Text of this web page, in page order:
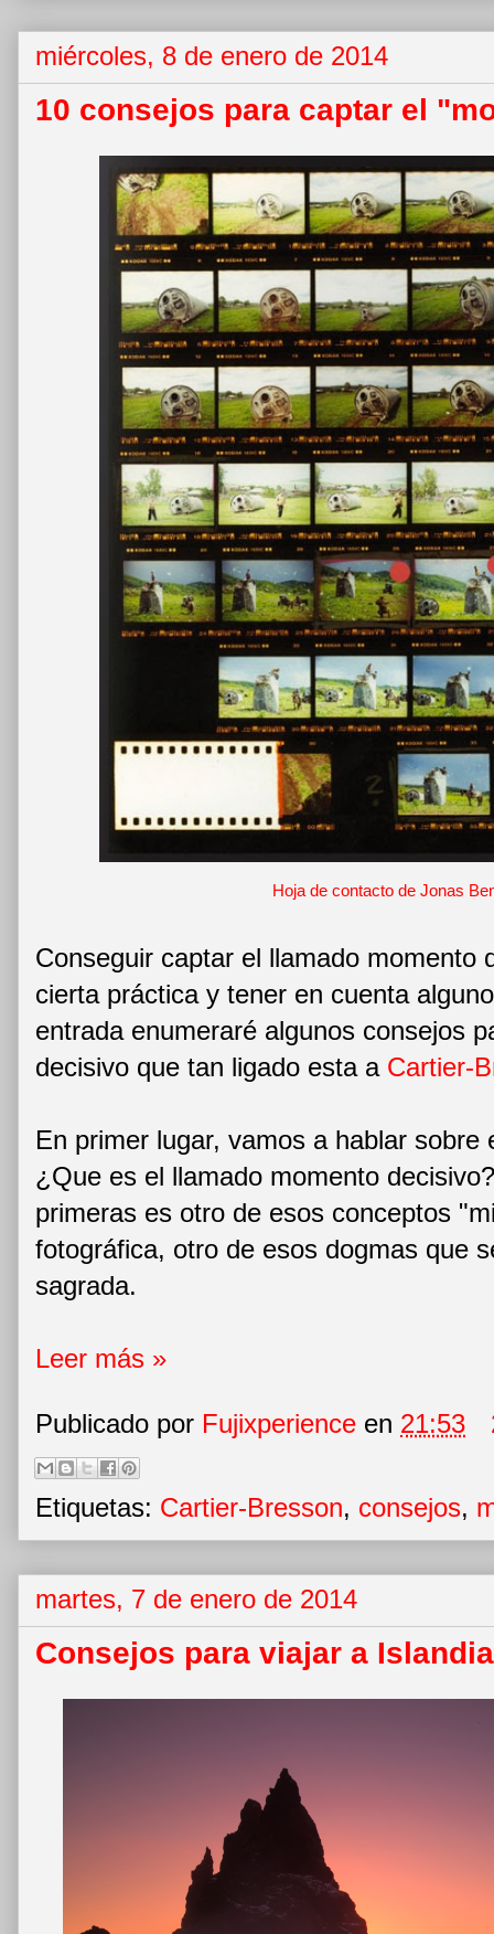
miércoles, 8 de enero de 2014
10 consejos para captar el
Hoja de contacto de Jonas
Conseguir captar el llamado momento
cierta práctica y tener en cuenta
entrada enumeraré algunos consejos
decisivo que tan ligado esta a Cartier-
En primer lugar, vamos a hablar sobre
¿Que es el llamado momento
primeras es otro de esos conceptos
fotográfica, otro de esos dogmas que
sagrada.
Leer más »
Publicado por Fujixperience en 21:53
Etiquetas: Cartier-Bresson, consejos,
martes, 7 de enero de 2014
Consejos para viajar a Islandia